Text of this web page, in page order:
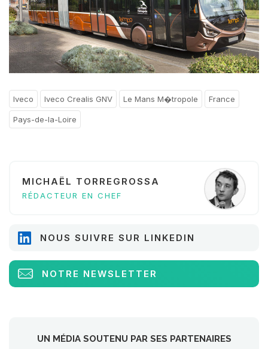
Iveco Iveco Crealis GNV Le Mans M�tropole France
Pays-de-la-Loire
MICHAËL TORREGROSSA
RÉDACTEUR EN CHEF
NOUS SUIVRE SUR LINKEDIN
NOTRE NEWSLETTER
UN MÉDIA SOUTENU PAR SES PARTENAIRES